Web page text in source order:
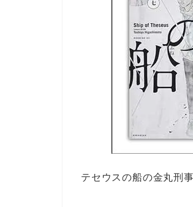
テセウスの船の金丸刑